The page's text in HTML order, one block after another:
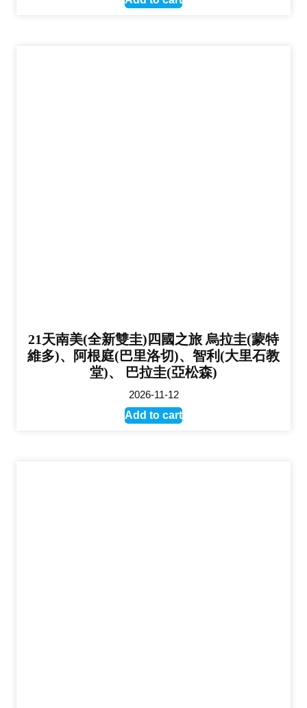
21天南美(全新雙圭)四國之旅 烏拉圭(蒙特
維多)、阿根庭(巴里洛切)、智利(大里石教
堂)、 巴拉圭(亞松森)
2026-11-12
Add to cart